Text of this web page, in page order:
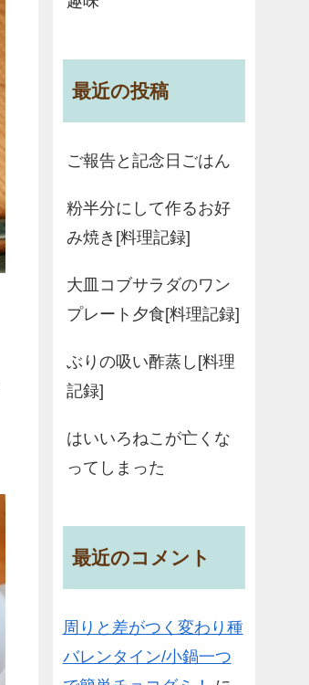
最近の投稿
ご報告と記念日ごはん
粉半分にして作るお好
み焼き[料理記録]
大皿コブサラダのワン
プレート夕食[料理記録]
ぶりの吸い酢蒸し[料理
記録]
はいいろねこが亡くな
ってしまった
最近のコメント
周りと差がつく変わり種
バレンタイン/小鍋一つ